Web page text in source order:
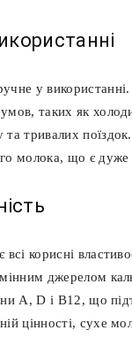
у використанні.
таких як
та тривалих
молока, що є
всі корисні
джерелом
A, D і B12, що
цінності, сухе